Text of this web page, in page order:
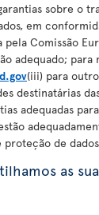
sobre o
em
Comissão
adequado; para
(iii) para
destinatárias
adequadas
de
as